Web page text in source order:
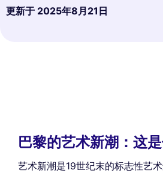
更新于 2025年8月21日
巴黎的艺术新潮：这
艺术新潮是19世纪末的标志性艺